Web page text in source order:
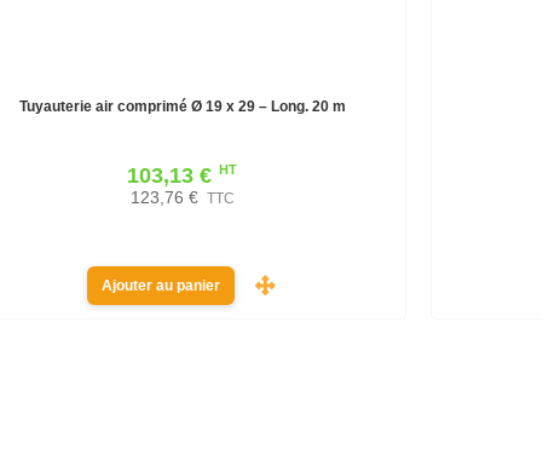
Tuyauterie air comprimé Ø 19 x 29 – Long. 20 m
103,13 € HT
123,76 € TTC
Ajouter au panier